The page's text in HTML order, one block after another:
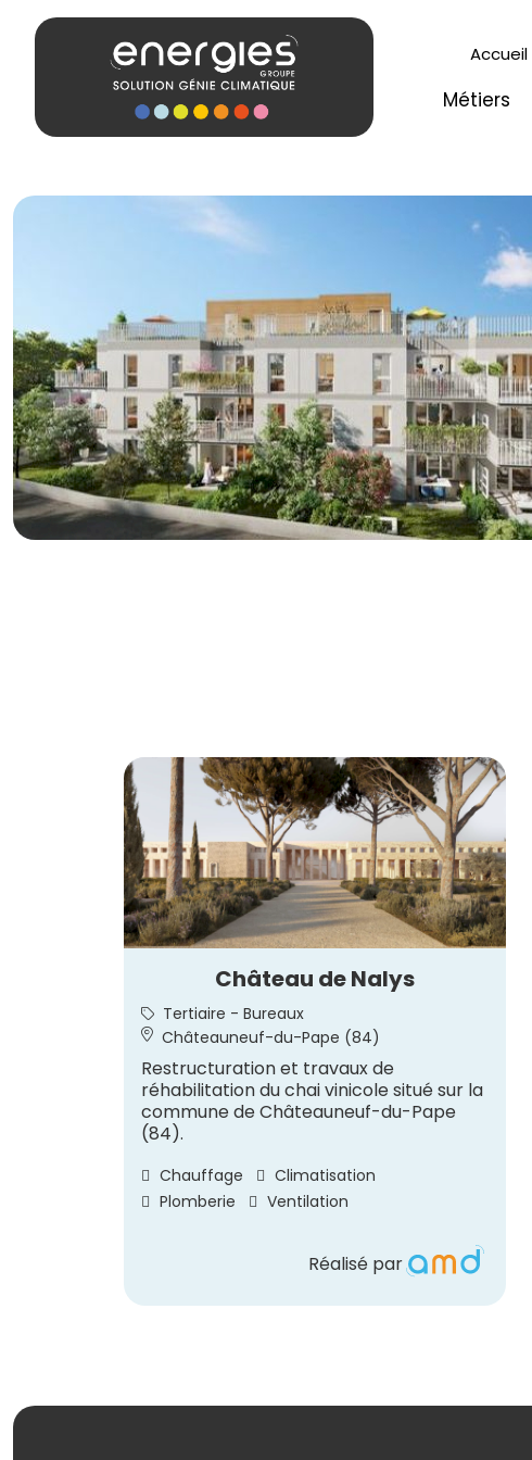
Accueil
Métiers
Château de Nalys
Tertiaire - Bureaux
Châteauneuf-du-Pape (84)
Restructuration et travaux de
réhabilitation du chai vinicole situé sur la
commune de Châteauneuf-du-Pape
(84).
Chauffage
Climatisation
Plomberie
Ventilation
Réalisé par